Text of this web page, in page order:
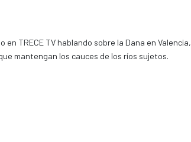
TRECE TV hablando sobre la Dana en Valencia,
mantengan los cauces de los ríos sujetos.